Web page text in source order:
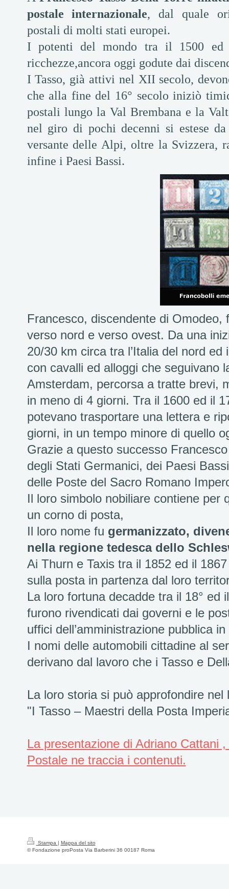
postale internazionale, dal quale
postali di molti stati europei.
I potenti del mondo tra il 1500 ed
ricchezze,ancora oggi godute dai
I Tasso, già attivi nel XII secolo,
che alla fine del 16° secolo iniziò
postali lungo la Val Brembana e la
nel giro di pochi decenni si estese
versante delle Alpi, oltre la Svizzera,
infine i Paesi Bassi.
Francesco, discendente di Omodeo,
verso nord e verso ovest. Da una
20/30 km circa tra l’Italia del nord
con cavalli ed alloggi che seguivano
Amsterdam, percorsa a tratte brevi,
in meno di 4 giorni. Tra il 1600 ed il
potevano trasportare una lettera e
giorni, in un tempo minore di quello
Grazie a questo successo
degli Stati Germanici, dei Paesi
delle Poste del Sacro Romano
Il loro simbolo nobiliare contiene per
un corno di posta,
Il loro nome fu germanizzato,
nella regione tedesca dello
Ai Thurn e Taxis tra il 1852 ed il
sulla posta in partenza dal loro
La loro fortuna decadde tra il 18° ed
furono rivendicati dai governi e le
uffici dell’amministrazione pubblica
I nomi delle automobili cittadine al
derivano dal lavoro che i Tasso e
La loro storia si può approfondire
"I Tasso – Maestri della Posta
La presentazione di Adriano Cattani
Postale ne traccia i contenuti.
Stampa | Mappa del sito
© Fondazione proPosta Via Barberini 36 00187 Roma